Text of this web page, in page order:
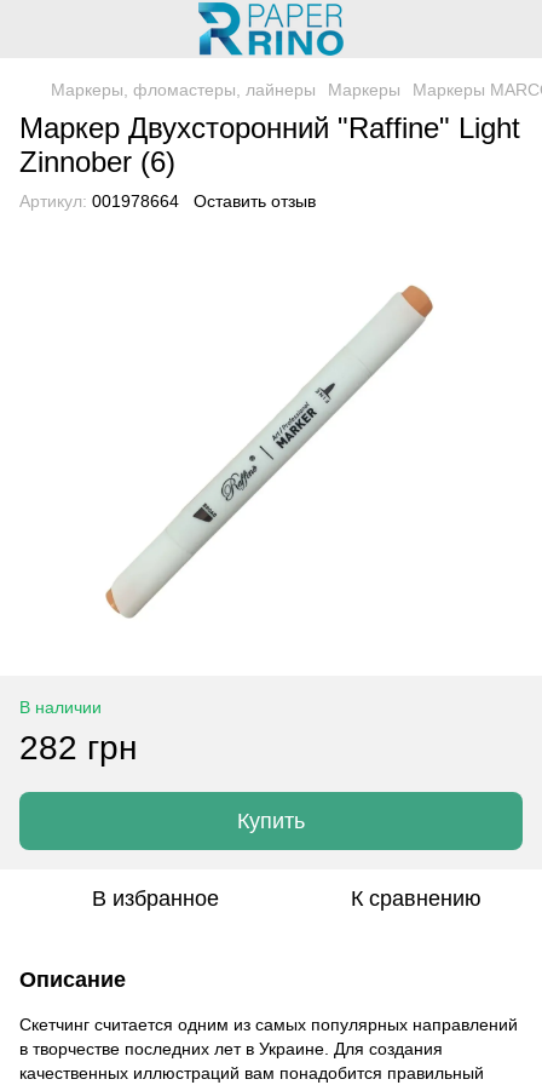
Маркеры, фломастеры, лайнеры Маркеры Маркеры
Маркер Двухсторонний "Raffine" Light
Zinnober (6)
Артикул: 001978664 Оставить отзыв
В наличии
282 грн
Купить
В избранное К сравнению
Описание
Скетчинг считается одним из самых популярных направлений
в творчестве последних лет в Украине. Для создания
качественных иллюстраций вам понадобится правильный